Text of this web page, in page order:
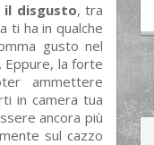
il disgusto, tra
ti ha in qualche
gusto nel
Eppure, la forte
ammettere
in camera tua
ancora più
sul cazzo
facebook